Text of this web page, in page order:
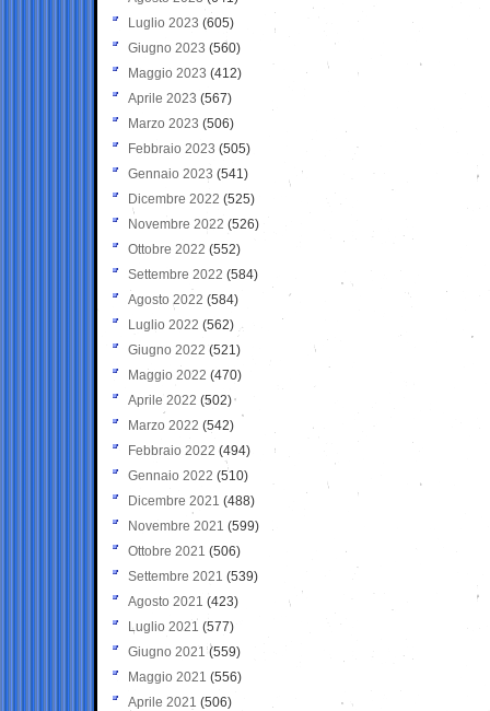
Luglio 2023 (605)
Giugno 2023 (560)
Maggio 2023 (412)
Aprile 2023 (567)
Marzo 2023 (506)
Febbraio 2023 (505)
Gennaio 2023 (541)
Dicembre 2022 (525)
Novembre 2022 (526)
Ottobre 2022 (552)
Settembre 2022 (584)
Agosto 2022 (584)
Luglio 2022 (562)
Giugno 2022 (521)
Maggio 2022 (470)
Aprile 2022 (502)
Marzo 2022 (542)
Febbraio 2022 (494)
Gennaio 2022 (510)
Dicembre 2021 (488)
Novembre 2021 (599)
Ottobre 2021 (506)
Settembre 2021 (539)
Agosto 2021 (423)
Luglio 2021 (577)
Giugno 2021(559)
Maggio 2021 (556)
Aprile 2021 (506)